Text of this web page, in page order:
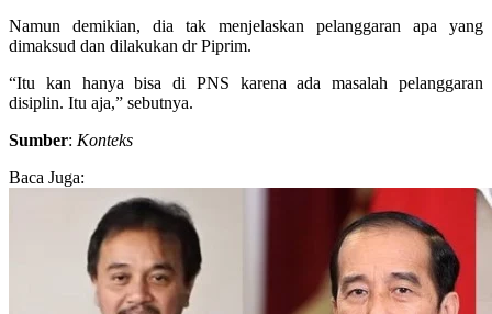
Namun demikian, dia tak menjelaskan pelanggaran apa yang
dimaksud dan dilakukan dr Piprim.
“Itu kan hanya bisa di PNS karena ada masalah pelanggaran
disiplin. Itu aja,” sebutnya.
Sumber: Konteks
Baca Juga: